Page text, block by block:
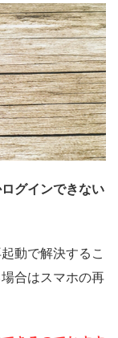
グインできない
動で解決するこ
合はスマホの再